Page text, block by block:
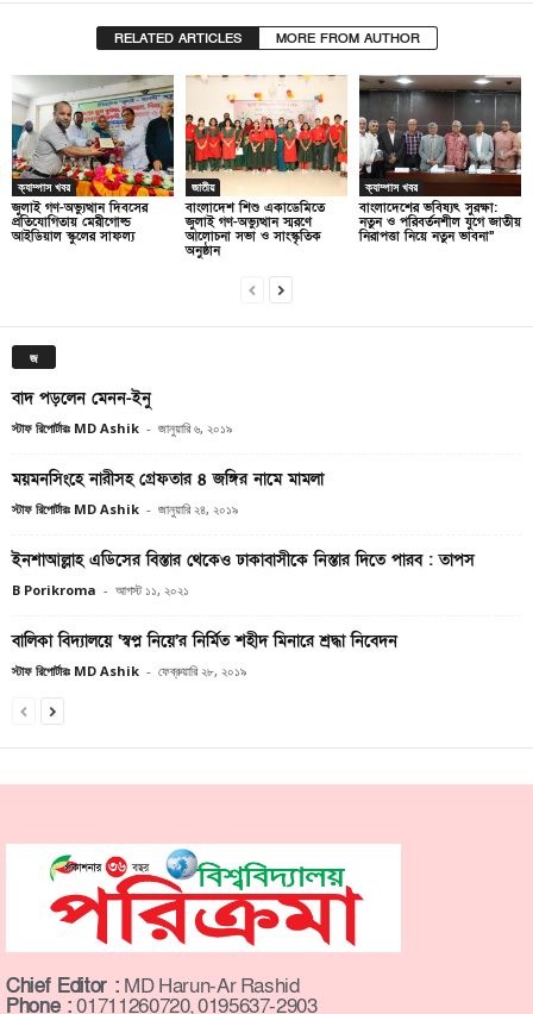
RELATED ARTICLES MORE FROM AUTHOR
ক্যাম্পাস খবর
জুলাই গণ-অভ্যুত্থান দিবসের
প্রতিযোগিতায় মেরীগোল্ড
আইডিয়াল স্কুলের সাফল্য
জাতীয়
বাংলাদেশ শিশু একাডেমিতে
জুলাই গণ-অভ্যুত্থান স্মরণে
আলোচনা সভা ও সাংস্কৃতিক
অনুষ্ঠান
ক্যাম্পাস খবর
বাংলাদেশের ভবিষ্যৎ সুরক্ষা:
নতুন ও পরিবর্তনশীল যুগে জাতীয়
নিরাপত্তা নিয়ে নতুন ভাবনা”
জ
বাদ পড়লেন মেনন-ইনু
স্টাফ রিপোর্টারঃ MD Ashik - জানুয়ারি ৬, ২০১৯
ময়মনসিংহে নারীসহ গ্রেফতার ৪ জঙ্গির নামে মামলা
স্টাফ রিপোর্টারঃ MD Ashik - জানুয়ারি ২৪, ২০১৯
ইনশাআল্লাহ এডিসের বিস্তার থেকেও ঢাকাবাসীকে নিস্তার দিতে পারব : তাপস
B Porikroma - আগস্ট ১১, ২০২১
বালিকা বিদ্যালয়ে ‘স্বপ্ন নিয়ে’র নির্মিত শহীদ মিনারে শ্রদ্ধা নিবেদন
স্টাফ রিপোর্টারঃ MD Ashik - ফেব্রুয়ারি ২৮, ২০১৯
Chief Editor : MD Harun-Ar Rashid
Phone :01711260720, 0195637-2903